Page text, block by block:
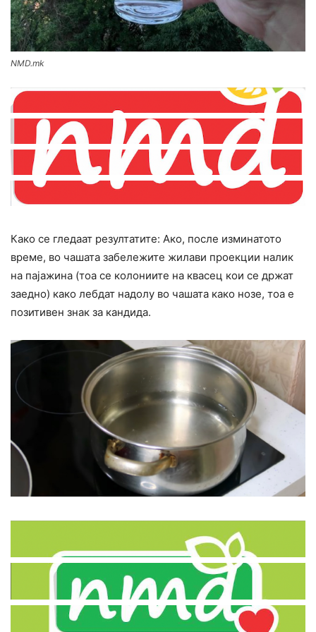
NMD.mk
Како се гледаат резултатите: Ако, после изминатото
време, во чашата забележите жилави проекции налик
на пајажина (тоа се колониите на квасец кои се држат
заедно) како лебдат надолу во чашата како нозе, тоа е
позитивен знак за кандида.